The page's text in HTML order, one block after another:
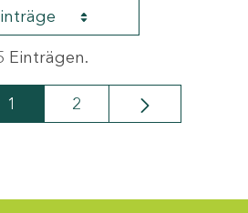
Einträgen.
Seite
1 Seite
2